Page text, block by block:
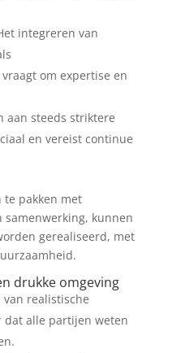
integreren van
om expertise en
aan steeds striktere
en vereist continue
te pakken met
samenwerking, kunnen
gerealiseerd, met
drukke omgeving
realistische
dat alle partijen weten